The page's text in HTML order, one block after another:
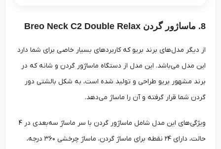
از دیگر مدل‌های برند بریو که کاربردهای بسیار خاصی برای شما دارد
این مدل می‌باشد. این مدل از دستگاه ماساژور گردن و شانه که در
برند مشهور بریو طراحی و تولید شده است، به شکل بالشتی دور
گردن شما قرار گرفته و آن را ماساژ می‌دهد.
ویژگی‌های این مدل شامل ماساژور گردن با سر ماساژ سه‌بعدی در ۴
حالت، دارای ۲۴ نقطه برای ماساژ گردن، ماساژ چرخشی ۳۶۰ درجه،